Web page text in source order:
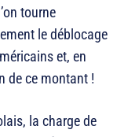
tourne
le déblocage
et, en
de ce montant !
la charge de